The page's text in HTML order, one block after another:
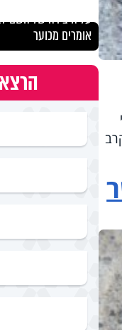
על היצירה של השם
אומרים מכוער